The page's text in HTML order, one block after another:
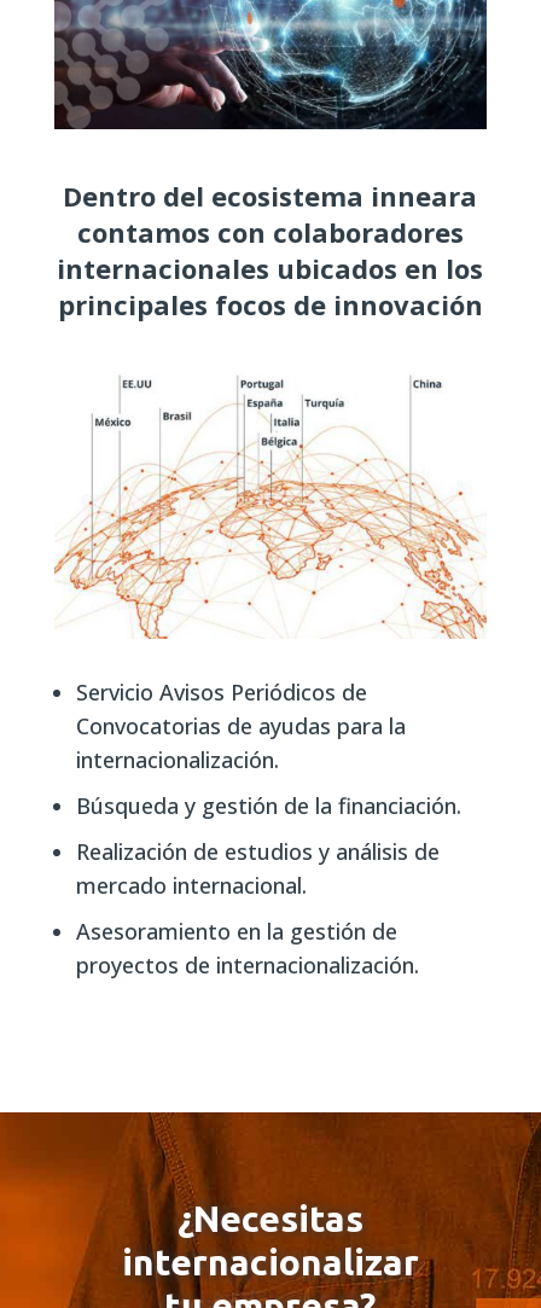
Dentro del ecosistema inneara
contamos con colaboradores
internacionales ubicados en los
principales focos de innovación
Servicio Avisos Periódicos de
Convocatorias de ayudas para la
internacionalización.
Búsqueda y gestión de la financiación.
Realización de estudios y análisis de
mercado internacional.
Asesoramiento en la gestión de
proyectos de internacionalización.
¿Necesitas
internacionalizar